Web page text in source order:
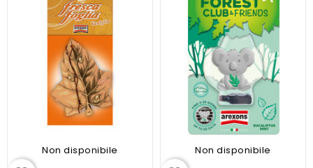
Non disponibile Non disponibile